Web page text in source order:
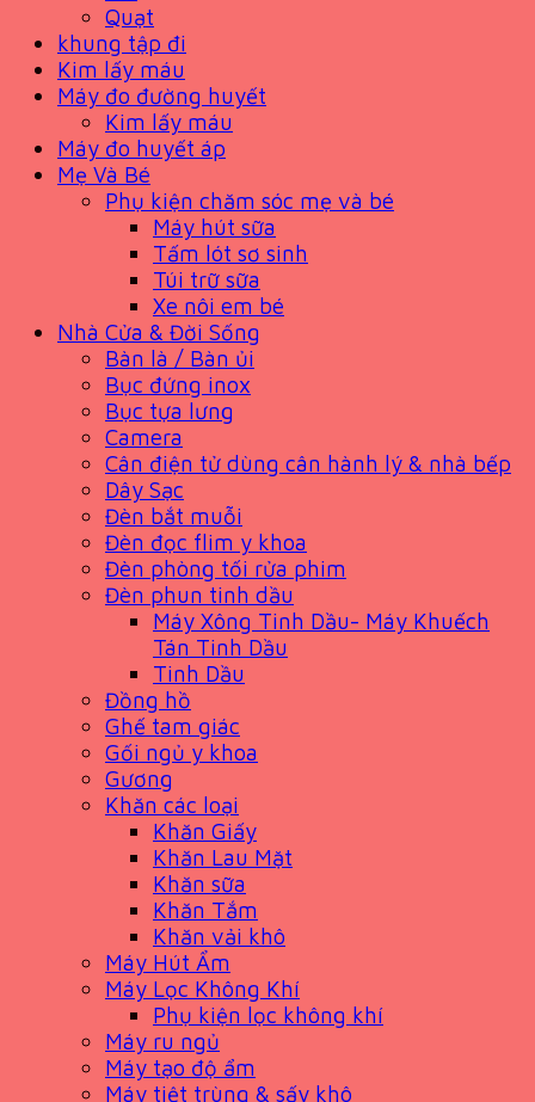
Quạt
khung tập đi
Kim lấy máu
Máy đo đường huyết
Kim lấy máu
Máy đo huyết áp
Mẹ Và Bé
Phụ kiện chăm sóc mẹ và bé
Máy hút sữa
Tấm lót sơ sinh
Túi trữ sữa
Xe nôi em bé
Nhà Cửa & Đời Sống
Bàn là / Bàn ủi
Bục đứng inox
Bục tựa lưng
Camera
Cân điện tử dùng cân hành lý & nhà bếp
Dây Sạc
Đèn bắt muỗi
Đèn đọc flim y khoa
Đèn phòng tối rửa phim
Đèn phun tinh dầu
Máy Xông Tinh Dầu- Máy Khuếch
Tán Tinh Dầu
Tinh Dầu
Đồng hồ
Ghế tam giác
Gối ngủ y khoa
Gương
Khăn các loại
Khăn Giấy
Khăn Lau Mặt
Khăn sữa
Khăn Tắm
Khăn vải khô
Máy Hút Ẩm
Máy Lọc Không Khí
Phụ kiện lọc không khí
Máy ru ngủ
Máy tạo độ ẩm
Máy tiệt trùng & sấy khô